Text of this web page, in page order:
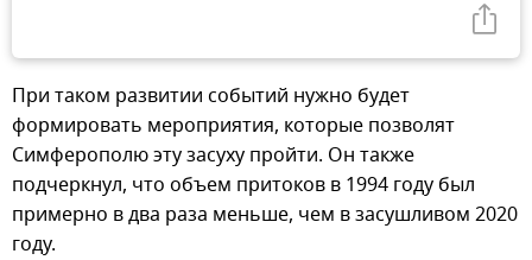
При таком развитии событий нужно будет
формировать мероприятия, которые позволят
Симферополю эту засуху пройти. Он также
подчеркнул, что объем притоков в 1994 году был
примерно в два раза меньше, чем в засушливом 2020
году.